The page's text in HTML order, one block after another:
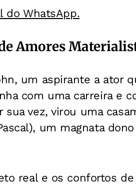
do WhatsApp.
Amores
um aspirante a ator
com uma carreira e
sua vez, virou uma
um magnata
real e os confortos de